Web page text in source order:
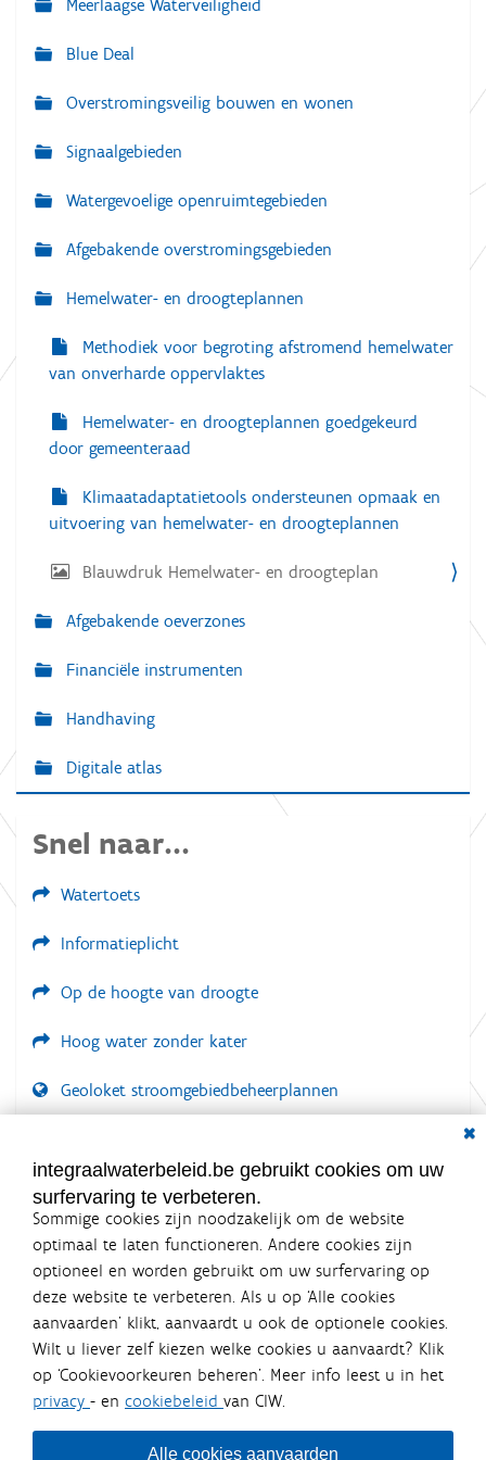
e
g
w
r
v
v
d
e
e
i
g
t
Meerlaagse Waterveiligheid
Blue Deal
Overstromingsveilig bouwen en wonen
Signaalgebieden
Watergevoelige openruimtegebieden
Afgebakende overstromingsgebieden
Hemelwater- en droogteplannen
Methodiek voor begroting afstromend hemelwater
van onverharde oppervlaktes
Hemelwater- en droogteplannen goedgekeurd
door gemeenteraad
Klimaatadaptatietools ondersteunen opmaak en
uitvoering van hemelwater- en droogteplannen
Blauwdruk Hemelwater- en droogteplan
Afgebakende oeverzones
Financiële instrumenten
Handhaving
Digitale atlas
Snel naar...
Watertoets
Informatieplicht
Op de hoogte van droogte
Hoog water zonder kater
Geoloket stroomgebiedbeheerplannen
LOGIN VEREIST
integraalwaterbeleid.be gebruikt cookies om uw
surfervaring te verbeteren.
Sommige cookies zijn noodzakelijk om de website
optimaal te laten functioneren. Andere cookies zijn
optioneel en worden gebruikt om uw surfervaring op
deze website te verbeteren. Als u op ‘Alle cookies
aanvaarden’ klikt, aanvaardt u ook de optionele cookies.
Wilt u liever zelf kiezen welke cookies u aanvaardt? Klik
op ‘Cookievoorkeuren beheren’. Meer info leest u in het
privacy - en cookiebeleid van CIW.
Alle cookies aanvaarden
Integraalwaterbeleid.be is een
officiële website van de Vlaamse
overheid
uitgegeven door Coördinatiecommissie Integraal
Waterbeleid
De Coördinatiecommissie Integraal Waterbeleid (CIW) is een